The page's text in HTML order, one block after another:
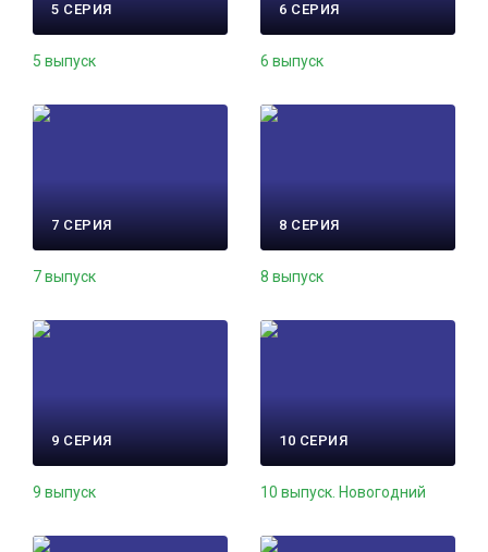
5 СЕРИЯ
5 выпуск
6 СЕРИЯ
6 выпуск
7 СЕРИЯ
7 выпуск
8 СЕРИЯ
8 выпуск
9 СЕРИЯ
9 выпуск
10 СЕРИЯ
10 выпуск. Новогодний